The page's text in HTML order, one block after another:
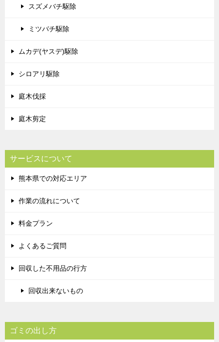
スズメバチ駆除
ミツバチ駆除
ムカデ(ヤスデ)駆除
シロアリ駆除
庭木伐採
庭木剪定
サービスについて
熊本県での対応エリア
作業の流れについて
料金プラン
よくあるご質問
回収した不用品の行方
回収出来ないもの
ゴミの出し方